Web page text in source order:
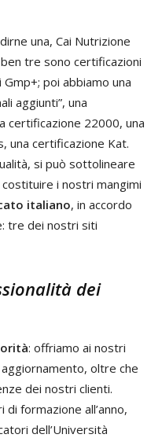
una, Cai Nutrizione
tre sono certificazioni
poi abbiamo una
aggiunti”, una
certificazione 22000, una
una certificazione Kat.
si può sottolineare
costituire i nostri mangimi
italiano, in accordo
tre dei nostri siti
dei
: offriamo ai nostri
oltre che
dei nostri clienti.
formazione all’anno,
dell’Università